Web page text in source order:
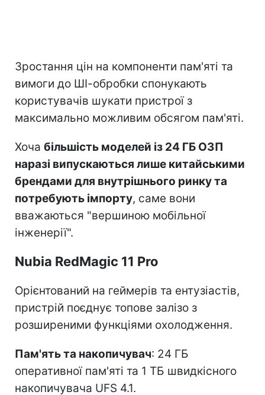
Зростання цін на компоненти пам'яті та
вимоги до ШІ-обробки спонукають
користувачів шукати пристрої з
максимально можливим обсягом пам'яті.
Хоча більшість моделей із 24 ГБ ОЗП
наразі випускаються лише китайськими
брендами для внутрішнього ринку та
потребують імпорту, саме вони
вважаються "вершиною мобільної
інженерії".
Nubia RedMagic 11 Pro
Орієнтований на геймерів та ентузіастів,
пристрій поєднує топове залізо з
розширеними функціями охолодження.
Пам'ять та накопичувач: 24 ГБ
оперативної пам'яті та 1 ТБ швидкісного
накопичувача UFS 4.1.